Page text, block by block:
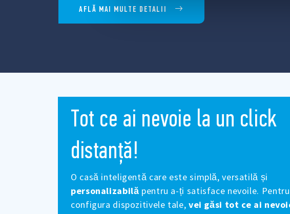
AFLĂ MAI MULTE DETALII
Tot ce ai nevoie la un click
distanță!
O casă inteligentă care este simplă, versatilă și
personalizabilă pentru a-ți satisface nevoile.
configura dispozitivele tale, vei găsi tot ce ai